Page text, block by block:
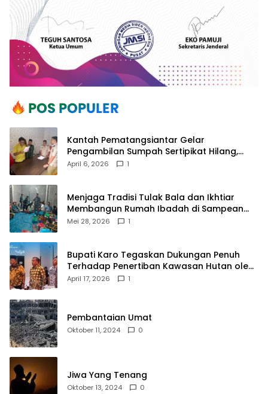
Kantah Pematangsiantar Gelar
Pengambilan Sumpah Sertipikat Hilang,
Perkuat Kepastian Hukum Pertanahan
April 6, 2026 1
Menjaga Tradisi Tulak Bala dan Ikhtiar
Membangun Rumah Ibadah di Sampean
Barat
Mei 28, 2026 1
Bupati Karo Tegaskan Dukungan Penuh
Terhadap Penertiban Kawasan Hutan oleh
Pemerintah Pusat
April 17, 2026 1
Pembantaian Umat
Oktober 11, 2024 0
Jiwa Yang Tenang
Oktober 13, 2024 0